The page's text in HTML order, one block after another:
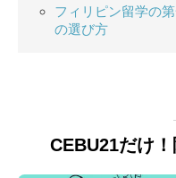
フィリピン留学の
の選び方
CEBU21だけ！